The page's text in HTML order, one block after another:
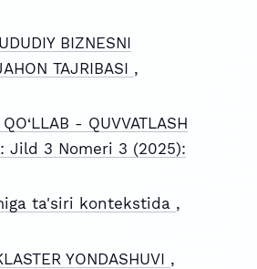
BIZNESNI
TAJRIBASI ,
- QUVVATLASH
Jild 3 Nomeri 3 (2025):
ta'siri kontekstida ,
YONDASHUVI ,